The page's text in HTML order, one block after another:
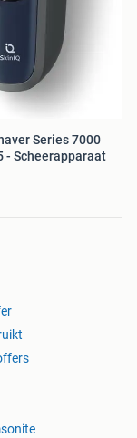
Series 7000
- Scheerapparaat